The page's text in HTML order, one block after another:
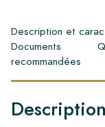
Description et
Documents
recommandées